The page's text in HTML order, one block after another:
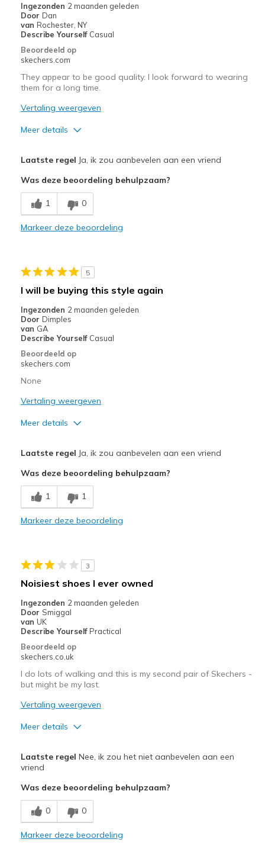
Travel
Width
Sizing
Ingezonden 2 maanden geleden
Door Dan
van Rochester, NY
Describe Yourself Casual
Beoordeeld op
skechers.com
They appear to be good quality. I look forward to wearing
them for a long time.
Vertaling weergeven
Meer details
Comfortable
Durable
Wish that I did not have to tie them.
Beste toepassingen
Casual Wear
Width
Sizing
View On Shoes
Laatste regel Ja, ik zou aanbevelen aan een vriend
Was deze beoordeling behulpzaam?
1 0
Markeer deze beoordeling
5
I will be buying this style again
Ingezonden 2 maanden geleden
Door Dimples
van GA
Describe Yourself Casual
Beoordeeld op
skechers.com
None
Vertaling weergeven
Meer details
Breathe Well
Comfortable
Casual Wear
Travel
Width
Sizing
View On Shoes
Shoes are for Wearing
Laatste regel Ja, ik zou aanbevelen aan een vriend
Was deze beoordeling behulpzaam?
1 1
Markeer deze beoordeling
3
Noisiest shoes I ever owned
Ingezonden 2 maanden geleden
Door Smiggal
van UK
Describe Yourself Practical
Beoordeeld op
skechers.co.uk
I do lots of walking and this is my second pair of Skechers -
but might be my last.
Vertaling weergeven
Meer details
Comfortable
Beste toepassingen
Casual Wear
Width
Feels true to width
Laatste regel Nee, ik zou het niet aanbevelen aan een
vriend
Was deze beoordeling behulpzaam?
0 0
Markeer deze beoordeling